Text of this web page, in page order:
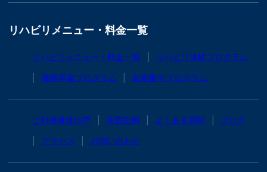
リハビリメニュー・料金一覧
リハビリメニュー・料金一覧 リハビリ体験プログラム
腰痛卒業プログラム 短期集中プログラム
ご利用者様の声 改善症例 よくある質問 ブログ
アクセス お問い合わせ